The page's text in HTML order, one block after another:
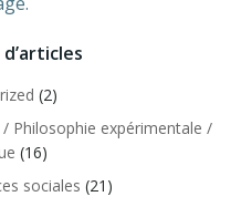
(2)
Philosophie expérimentale /
(16)
sociales (21)